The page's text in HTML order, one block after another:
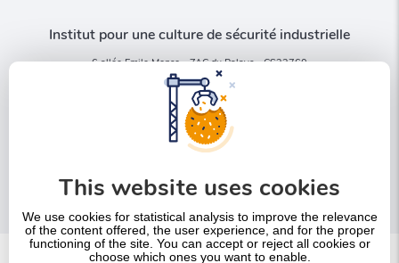
Institut pour une culture de sécurité industrielle
6 allée Emile Monso - ZAC du Palays - CS22760
31077 Toulouse Cedex 4
Nous contacter
+33 5 32 09 37 70
This website uses cookies
We use cookies for statistical analysis to improve the relevance
of the content offered, the user experience, and for the proper
functioning of the site. You can accept or reject all cookies or
choose which ones you want to enable.